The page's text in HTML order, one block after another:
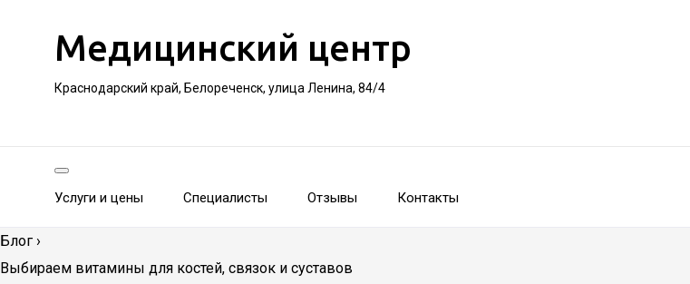
Медицинский центр
Краснодарский край, Белореченск, улица Ленина, 84/4
Услуги и цены Специалисты Отзывы Контакты
Блог ›
Выбираем витамины для костей, связок и суставов